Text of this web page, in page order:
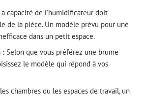
capacité de l’humidificateur doit
de la pièce. Un modèle prévu pour une
dans un petit espace.
: Selon que vous préférez une brume
le modèle qui répond à vos
chambres ou les espaces de travail, un